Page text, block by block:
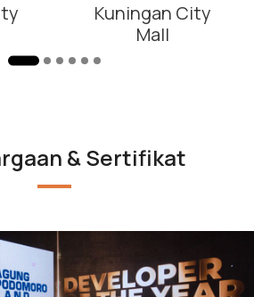
Kuningan City
Mall
& Sertifikat